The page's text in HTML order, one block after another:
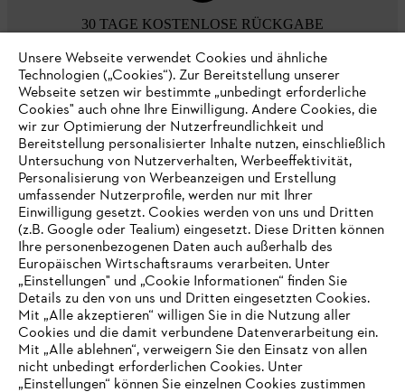
30 TAGE KOSTENLOSE RÜCKGABE
Zahlungsmöglichkeiten
Unternehmen
Online Shop
IHR BROWSER WIRD NICHT
Unsere Webseite verwendet Cookies und ähnliche
Technologien („Cookies“). Zur Bereitstellung unserer
Webseite setzen wir bestimmte „unbedingt erforderliche
Cookies" auch ohne Ihre Einwilligung. Andere Cookies, die
wir zur Optimierung der Nutzerfreundlichkeit und
Bereitstellung personalisierter Inhalte nutzen, einschließlich
Untersuchung von Nutzerverhalten, Werbeeffektivität,
Personalisierung von Werbeanzeigen und Erstellung
umfassender Nutzerprofile, werden nur mit Ihrer
Einwilligung gesetzt. Cookies werden von uns und Dritten
(z.B. Google oder Tealium) eingesetzt. Diese Dritten können
Ihre personenbezogenen Daten auch außerhalb des
Europäischen Wirtschaftsraums verarbeiten. Unter
„Einstellungen" und „Cookie Informationen“ finden Sie
Details zu den von uns und Dritten eingesetzten Cookies.
Mit „Alle akzeptieren“ willigen Sie in die Nutzung aller
Cookies und die damit verbundene Datenverarbeitung ein.
Mit „Alle ablehnen“, verweigern Sie den Einsatz von allen
nicht unbedingt erforderlichen Cookies. Unter
„Einstellungen“ können Sie einzelnen Cookies zustimmen